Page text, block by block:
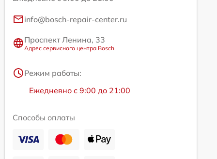
info@bosch-repair-center.ru
Проспект Ленина, 33
Адрес сервисного центра Bosch
Режим работы:
Ежедневно с 9:00 до 21:00
Способы оплаты